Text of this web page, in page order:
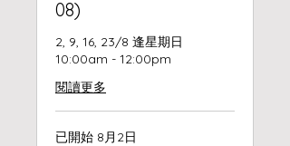
08)
2, 9, 16, 23/8 逢星期日
10:00am - 12:00pm
閱讀更多
已開始 8月2日